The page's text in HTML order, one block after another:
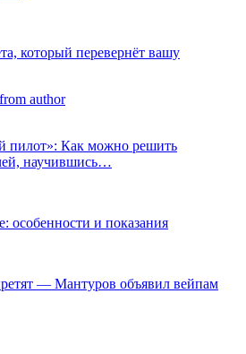
который перевернёт вашу
author
пилот»: Как можно решить
научившись…
особенности и показания
— Мантуров объявил вейпам